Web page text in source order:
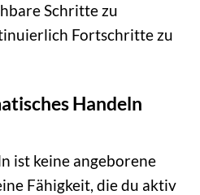
Schritte zu
Fortschritte zu
Handeln
ist keine angeborene
Fähigkeit, die du aktiv